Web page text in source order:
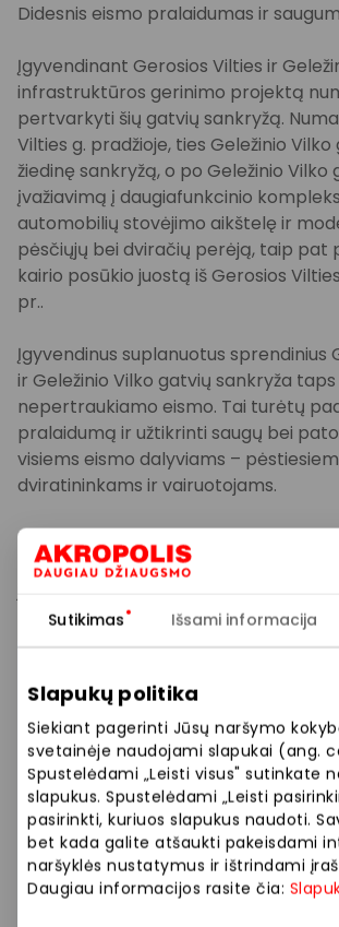
Sutikimas Išsami informacija
Slapukų politika
Siekiant pagerinti Jūsų naršymo
svetainėje naudojami slapukai (ang.
Spustelėdami „Leisti visus" sutinkate
slapukus. Spustelėdami „Leisti
pasirinkti, kuriuos slapukus naudoti.
bet kada galite atšaukti pakeisdami
naršyklės nustatymus ir ištrindami
Daugiau informacijos rasite čia:
Didesnis eismo pralaidumas ir
Įgyvendinant Gerosios Vilties ir
infrastruktūros gerinimo projektą
pertvarkyti šių gatvių sankryžą.
Vilties g. pradžioje, ties Geležinio Vilko
žiedinę sankryžą, o po Geležinio Vilko
įvažiavimą į daugiafunkcinio
automobilių stovėjimo aikštelę ir
pėsčiųjų bei dviračių perėją, taip pat
kairio posūkio juostą iš Gerosios
pr..
Įgyvendinus suplanuotus sprendinius
ir Geležinio Vilko gatvių sankryža taps
nepertraukiamo eismo. Tai turėtų
pralaidumą ir užtikrinti saugų bei
visiems eismo dalyviams –
dviratininkams ir vairuotojams.
Požeminė pėstiesiems ir
po Geležinio Vilko g. taps modernia,
Aplinkinei infrastruktūrai gerinti – trys
Projektuojant „Akropolis Vingis“ iš
susisiekimo infrastruktūros gerinimo
yra neatsiejama kvartalo dalis.
infrastruktūros sprendinius,
Eigulių, Geležinio Vilko, Gerosios Vilties
Čiurlionio gatvėse. Visi jie parengti
bendradarbiaujant su Vilniaus miesto